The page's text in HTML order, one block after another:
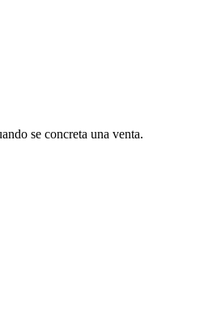
se concreta una venta.